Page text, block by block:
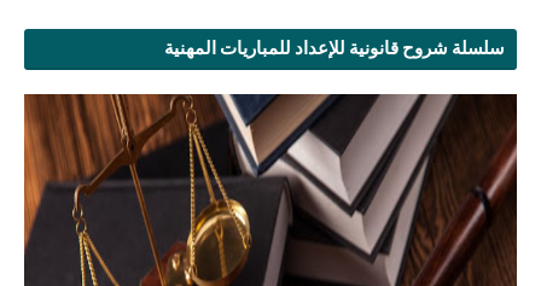
سلسلة شروح قانونية للإعداد للمباريات المهنية